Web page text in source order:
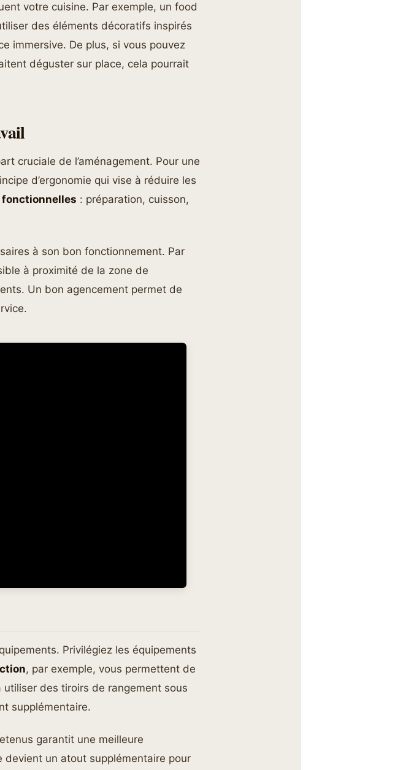
votre cuisine. Par exemple, un food
des éléments décoratifs inspirés
immersive. De plus, si vous pouvez
déguster sur place, cela pourrait
cruciale de l’aménagement. Pour une
d’ergonomie qui vise à réduire les
fonctionnelles : préparation, cuisson,
à son bon fonctionnement. Par
à proximité de la zone de
Un bon agencement permet de
Privilégiez les équipements
, par exemple, vous permettent de
des tiroirs de rangement sous
supplémentaire.
garantit une meilleure
un atout supplémentaire pour